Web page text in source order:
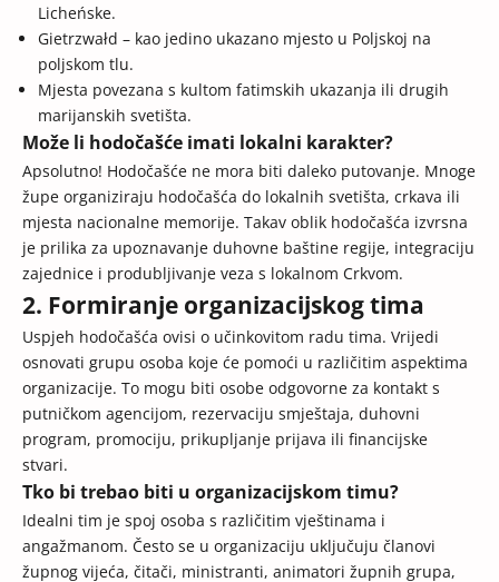
Licheńske.
Gietrzwałd – kao jedino ukazano mjesto u Poljskoj na
poljskom tlu.
Mjesta povezana s kultom fatimskih ukazanja ili drugih
marijanskih svetišta.
Može li hodočašće imati lokalni karakter?
Apsolutno! Hodočašće ne mora biti daleko putovanje. Mnoge
župe organiziraju hodočašća do lokalnih svetišta, crkava ili
mjesta nacionalne memorije. Takav oblik hodočašća izvrsna
je prilika za upoznavanje duhovne baštine regije, integraciju
zajednice i produbljivanje veza s lokalnom Crkvom.
2. Formiranje organizacijskog tima
Uspjeh hodočašća ovisi o učinkovitom radu tima. Vrijedi
osnovati grupu osoba koje će pomoći u različitim aspektima
organizacije. To mogu biti osobe odgovorne za kontakt s
putničkom agencijom, rezervaciju smještaja, duhovni
program, promociju, prikupljanje prijava ili financijske
stvari.
Tko bi trebao biti u organizacijskom timu?
Idealni tim je spoj osoba s različitim vještinama i
angažmanom. Često se u organizaciju uključuju članovi
župnog vijeća, čitači, ministranti, animatori župnih grupa,